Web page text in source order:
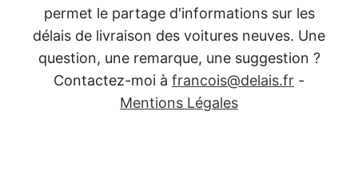
permet le partage d'informations sur les
délais de livraison des voitures neuves. Une
question, une remarque, une suggestion ?
Contactez-moi à francois@delais.fr -
Mentions Légales